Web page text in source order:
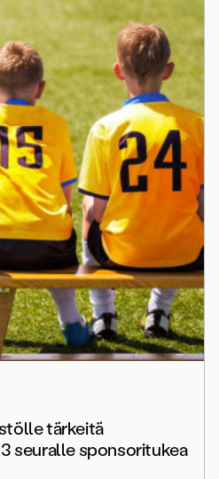
tärkeitä
seuralle sponsoritukea